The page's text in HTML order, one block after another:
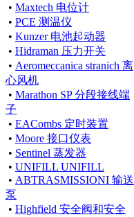
• Maxtech 电位计
• PCE 测温仪
• Kunzer 电池起动器
• Hidraman 压力开关
• Aeromeccanica stranich 离
心风机
• Marathon SP 分段接线端
子
• EACombs 定时装置
• Moore 接口仪表
• Sentinel 蒸发器
• UNIFILL UNIFILL
• ABTRASMISSIONI 输送
泵
• Highfield 安全阀和安全